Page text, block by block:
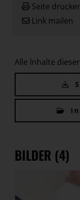
Seite
Link mailen
Alle Inhalte
BILDER (4)